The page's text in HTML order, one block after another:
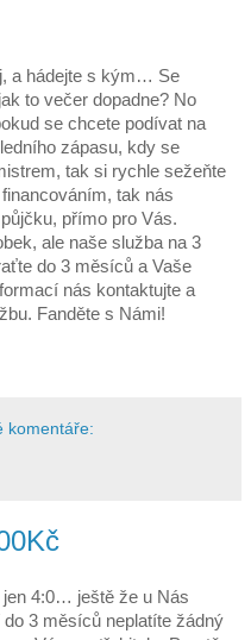
a hádejte s kým… Se
to večer dopadne? No
se chcete podívat na
zápasu, kdy se
tak si rychle sežeňte
tak nás
přímo pro Vás.
ale naše služba na 3
do 3 měsíců a Vaše
nás kontaktujte a
Fanděte s Námi!
komentáře:
4:0… ještě že u Nás
3 měsíců neplatíte žádný